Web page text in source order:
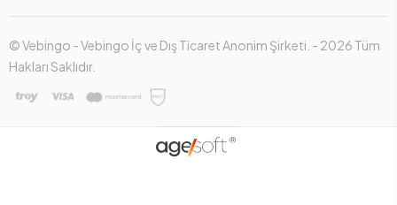
© Vebingo - Vebingo İç ve Dış Ticaret Anonim Şirketi. - 2026 Tüm
Hakları Saklıdır.